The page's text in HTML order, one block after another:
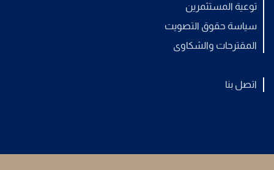
توعية المستثمرين
سياسة حقوق التصويت
المقترحات والشكاوى
اتصل بنا